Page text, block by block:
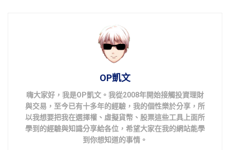
OP凱文
嗨大家好，我是OP凱文。我從2008年開始接觸投資理財
與交易，至今已有十多年的經驗，我的個性樂於分享，所
以我想要把我在選擇權、虛擬貨幣、股票這些工具上面所
學到的經驗與知識分享給各位，希望大家在我的網站能學
到你想知道的事情。